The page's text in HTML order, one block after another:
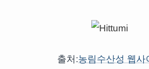
출처:농림수산성 웹사